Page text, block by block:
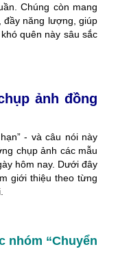
Chúng còn mang
đầy năng lượng, giúp
quên này sâu sắc
ảnh đồng
- và câu nói này
chụp ảnh các mẫu
hôm nay. Dưới đây
giới thiệu theo từng
nhóm “Chuyển